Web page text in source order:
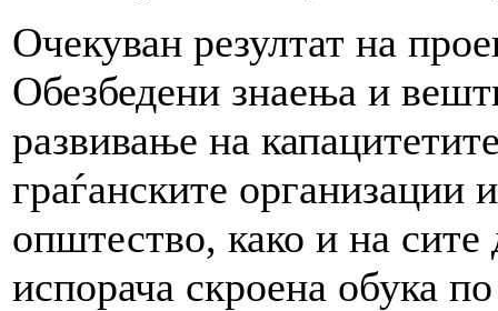
Очекуван резултат на
Обезбедени знаења и
развивање на
граѓанските организации
општество, како и на
испорача скроена обука